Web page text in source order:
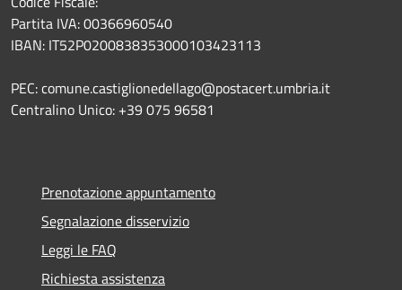
Partita IVA: 00366960540
IBAN: IT52P0200838353000103423113
PEC: comune.castiglionedellago@postacert.umbria.it
Centralino Unico: +39 075 96581
Prenotazione appuntamento
Segnalazione disservizio
Leggi le FAQ
Richiesta assistenza